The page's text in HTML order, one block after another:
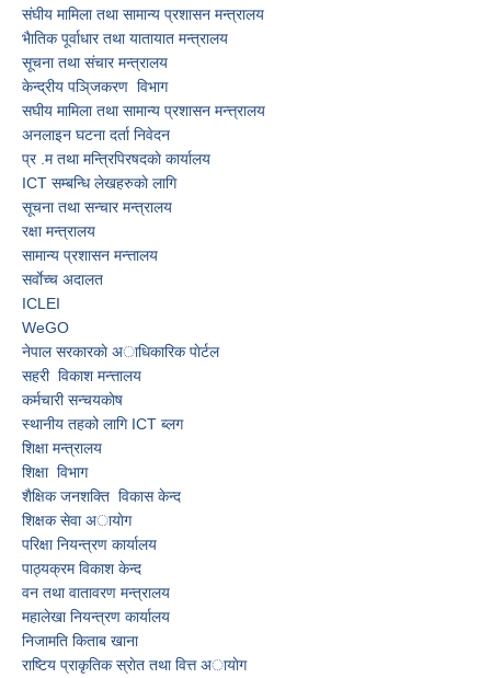
संघीय मामिला तथा सामान्य प्रशासन मन्त्रालय
भैातिक पूर्वाधार तथा यातायात मन्त्रालय
सूचना तथा संचार मन्त्रालय
केन्द्रीय पञि्जकरण विभाग
स‌घीय मामिला तथा सामान्य प्रशासन मन्त्त्रालय
अनलाइन घटना दर्ता निवेदन
प्र‍ .म तथा मन्त्रिपिरषदकाे कार्यालय
ICT सम्बन्धि लेखहरुकाे लागि
सूचना तथा सन्चार मन्त्रालय
रक्षा मन्त्रालय
सामान्य प्रशासन मन्त्तालय
सर्वाेच्च अदालत
ICLEI
WeGO
नेपाल सरकारकाे अाधिकारिक पाेर्टल
सहरी विकाश मन्त्तालय
कर्मचारी सन्चयकाेष
स्थानीय तहको लागि ICT ब्लग
शिक्षा मन्त्रालय
शिक्षा विभाग
शैक्षिक जनशक्ति विकास केन्द
शिक्षक सेवा अायाेग
परिक्षा नियन्त्रण कार्यालय
पाठ्यक्रम विकाश केन्द
वन तथा वातावरण मन्त्रालय
महालेखा नियन्त्रण कार्यालय
निजामति किताब खाना
राष्टिय प्राकृतिक स्राेत तथा वित्त अायाेग